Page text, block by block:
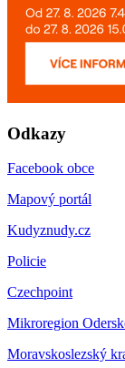
Odkazy
Facebook obce
Mapový portál
Kudyznudy.cz
Policie
Czechpoint
Mikroregion
Moravskoslezský